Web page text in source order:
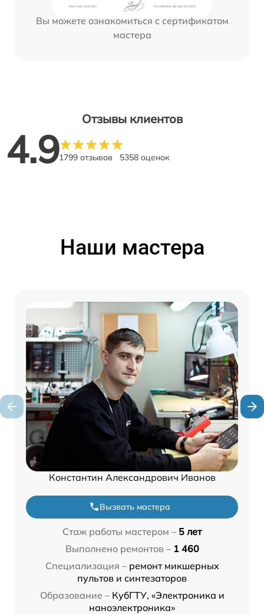
Вы можете ознакомиться с сертификатом
мастера
Отзывы клиентов
4.91799 отзывов 5358 оценок
Наши мастера
Константин Александрович Иванов
Вызвать мастера
Стаж работы мастером – 5 лет
Выполнено ремонтов – 1 460
Специализация – ремонт микшерных
пультов и синтезаторов
Образование – КубГТУ, «Электроника и
наноэлектроника»